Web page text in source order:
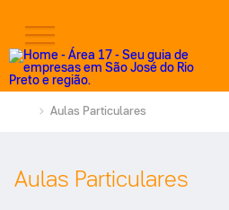
Aulas Particulares
Aulas Particulares